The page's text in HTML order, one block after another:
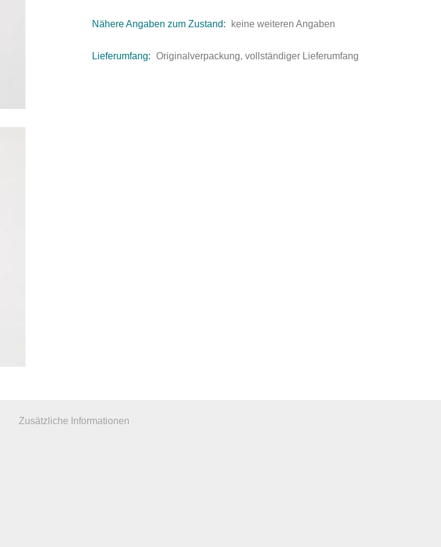
Nähere Angaben zum Zustand: keine weiteren Angaben
Lieferumfang: Originalverpackung, vollständiger Lieferumfang
Zusätzliche Informationen